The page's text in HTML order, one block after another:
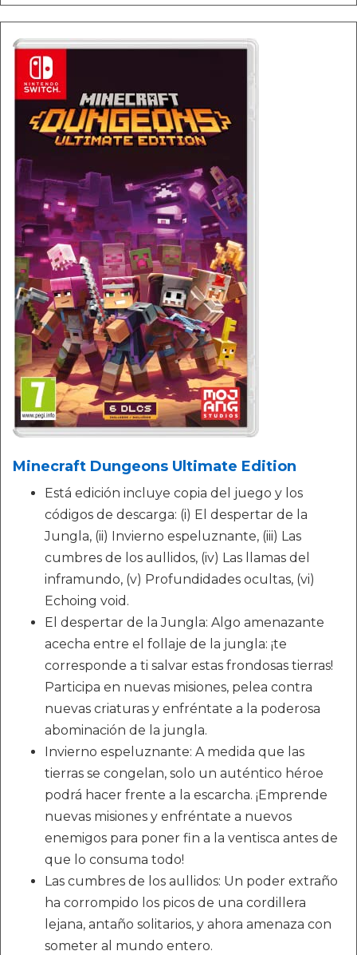
Minecraft Dungeons Ultimate Edition
Está edición incluye copia del juego y los
códigos de descarga: (i) El despertar de la
Jungla, (ii) Invierno espeluznante, (iii) Las
cumbres de los aullidos, (iv) Las llamas del
inframundo, (v) Profundidades ocultas, (vi)
Echoing void.
El despertar de la Jungla: Algo amenazante
acecha entre el follaje de la jungla: ¡te
corresponde a ti salvar estas frondosas tierras!
Participa en nuevas misiones, pelea contra
nuevas criaturas y enfréntate a la poderosa
abominación de la jungla.
Invierno espeluznante: A medida que las
tierras se congelan, solo un auténtico héroe
podrá hacer frente a la escarcha. ¡Emprende
nuevas misiones y enfréntate a nuevos
enemigos para poner fin a la ventisca antes de
que lo consuma todo!
Las cumbres de los aullidos: Un poder extraño
ha corrompido los picos de una cordillera
lejana, antaño solitarios, y ahora amenaza con
someter al mundo entero.